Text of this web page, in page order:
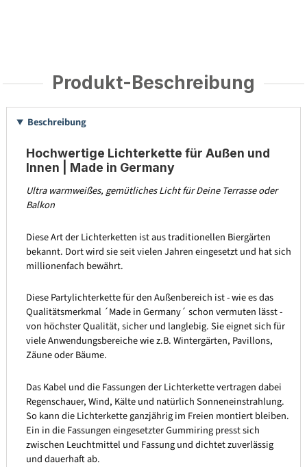
Produkt-Beschreibung
Beschreibung
Hochwertige Lichterkette für Außen und
Innen | Made in Germany
Ultra warmweißes, gemütliches Licht für Deine Terrasse oder
Balkon
Diese Art der Lichterketten ist aus traditionellen Biergärten
bekannt. Dort wird sie seit vielen Jahren eingesetzt und hat sich
millionenfach bewährt.
Diese Partylichterkette für den Außenbereich ist - wie es das
Qualitätsmerkmal ´Made in Germany´ schon vermuten lässt -
von höchster Qualität, sicher und langlebig. Sie eignet sich für
viele Anwendungsbereiche wie z.B. Wintergärten, Pavillons,
Zäune oder Bäume.
Das Kabel und die Fassungen der Lichterkette vertragen dabei
Regenschauer, Wind, Kälte und natürlich Sonneneinstrahlung.
So kann die Lichterkette ganzjährig im Freien montiert bleiben.
Ein in die Fassungen eingesetzter Gummiring presst sich
zwischen Leuchtmittel und Fassung und dichtet zuverlässig
und dauerhaft ab.